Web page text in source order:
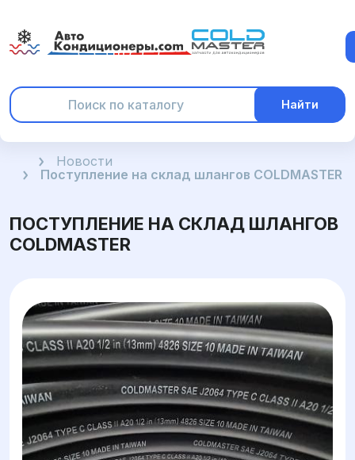
Найти
ГлавнаяНовости
Поступление на склад шлангов COLDMASTER
ПОСТУПЛЕНИЕ НА СКЛАД ШЛАНГОВ
COLDMASTER